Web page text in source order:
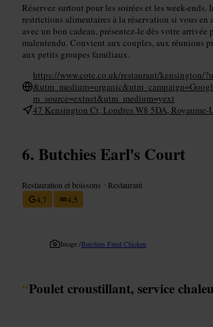
Réservez surtout pour les soirées et les week-ends.
restrictions alimentaires à la réservation si vous en
avec un bon cadeau, présentez-le dès votre arrivée
malentendu. Convient aux couples, aux réunions
aux petits groupes familiaux.
https://www.cote.co.uk/restaurant/kensington/
m_source=extnet&utm_medium=yext
47 Kensington Ct, Londres W8 5DA, Royaume-
Butchies Earl's Court
Restauration et boissons • Restaurant
4,7
4,5
Image /Butchies Fried Chicken
“Poulet croustillant, service